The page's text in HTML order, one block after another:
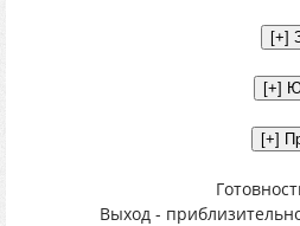
Выход -